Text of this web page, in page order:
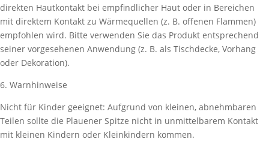
direkten Hautkontakt bei empfindlicher Haut oder in Bereichen
mit direktem Kontakt zu Wärmequellen (z. B. offenen Flammen)
empfohlen wird. Bitte verwenden Sie das Produkt entsprechend
seiner vorgesehenen Anwendung (z. B. als Tischdecke, Vorhang
oder Dekoration).
6. Warnhinweise
Nicht für Kinder geeignet: Aufgrund von kleinen, abnehmbaren
Teilen sollte die Plauener Spitze nicht in unmittelbarem Kontakt
mit kleinen Kindern oder Kleinkindern kommen.